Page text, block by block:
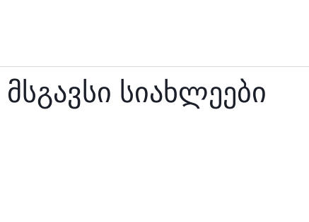
მსგავსი სიახლეები